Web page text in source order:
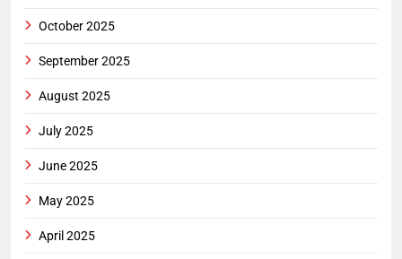
October 2025
September 2025
August 2025
July 2025
June 2025
May 2025
April 2025